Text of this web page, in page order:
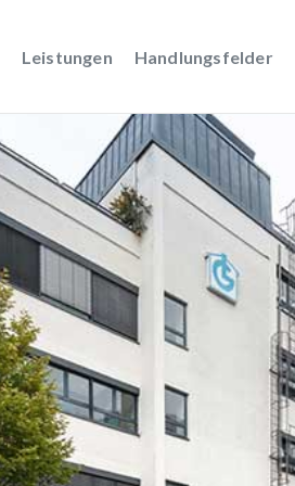
Leistungen Handlungsfelder